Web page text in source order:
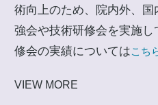
術向上のため、院内外、
強会や技術研修会を実施
修会の実績についてはこち
VIEW MORE